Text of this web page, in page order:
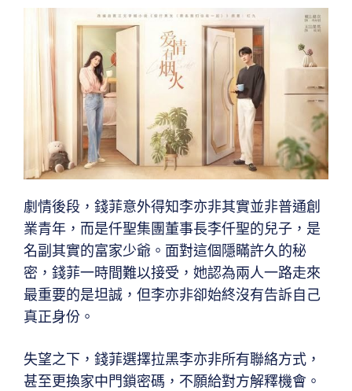
劇情後段，錢菲意外得知李亦非其實並非普通創
業青年，而是仟聖集團董事長李仟聖的兒子，是
名副其實的富家少爺。面對這個隱瞞許久的秘
密，錢菲一時間難以接受，她認為兩人一路走來
最重要的是坦誠，但李亦非卻始終沒有告訴自己
真正身份。
失望之下，錢菲選擇拉黑李亦非所有聯絡方式，
甚至更換家中門鎖密碼，不願給對方解釋機會。